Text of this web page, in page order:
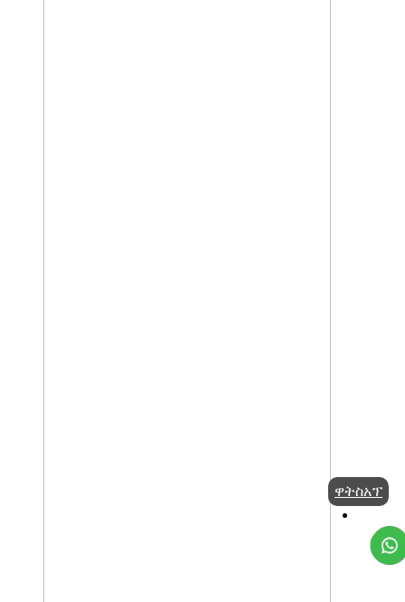
ዋትስአፕ